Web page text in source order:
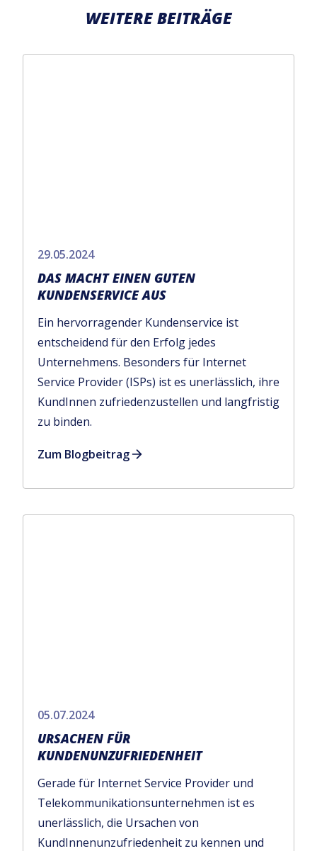
WEITERE BEITRÄGE
29.05.2024
DAS MACHT EINEN GUTEN
KUNDENSERVICE AUS
Ein hervorragender Kundenservice ist
entscheidend für den Erfolg jedes
Unternehmens. Besonders für Internet
Service Provider (ISPs) ist es unerlässlich, ihre
KundInnen zufriedenzustellen und langfristig
zu binden.
Zum Blogbeitrag
05.07.2024
URSACHEN FÜR
KUNDENUNZUFRIEDENHEIT
Gerade für Internet Service Provider und
Telekommunikationsunternehmen ist es
unerlässlich, die Ursachen von
KundInnenunzufriedenheit zu kennen und